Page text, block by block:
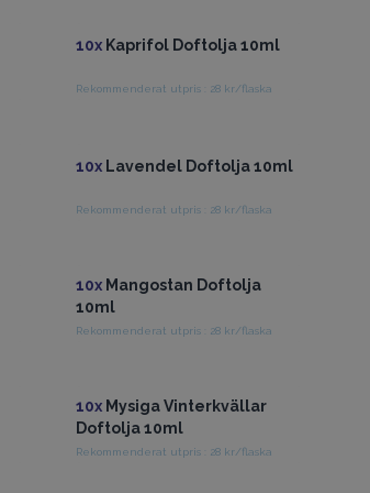
10x Kaprifol Doftolja 10ml
Rekommenderat utpris : 28 kr/flaska
10x Lavendel Doftolja 10ml
Rekommenderat utpris : 28 kr/flaska
10x Mangostan Doftolja
10ml
Rekommenderat utpris : 28 kr/flaska
10x Mysiga Vinterkvällar
Doftolja 10ml
Rekommenderat utpris : 28 kr/flaska